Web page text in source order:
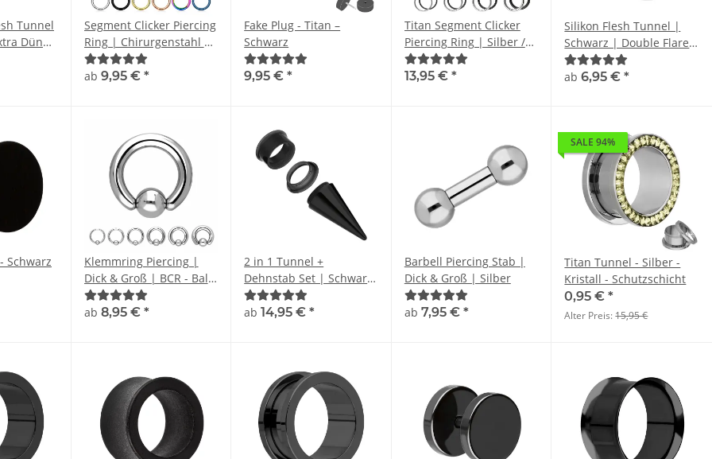
Tunnel
Dünn
Segment Clicker Piercing
Ring | Chirurgenstahl |
6 Farben
ab 9,95 € *
Fake Plug - Titan –
Schwarz
9,95 €*
Titan Segment Clicker
Piercing Ring | Silber /
Schwarz
13,95 € *
Silikon Flesh Tunnel |
Schwarz | Double Flared
Ohrtunnel | Dünn
ab6,95 €*
Schwarz
Klemmring Piercing |
Dick & Groß | BCR - Ball
Closure Ring
ab 8,95 € *
2 in 1 Tunnel +
Dehnstab Set | Schwarz
| Acryl – Kunststoff
ab14,95 €*
Barbell Piercing Stab |
Dick & Groß | Silber
ab 7,95 € *
SALE 94%
Titan Tunnel - Silber -
Kristall - Schutzschicht
0,95 €*
Alter Preis:15,95 €